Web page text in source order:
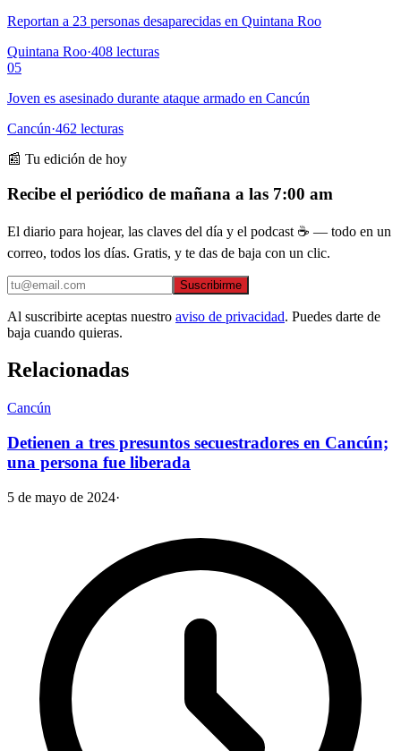
Reportan a 23 personas desaparecidas en Quintana Roo
Quintana Roo·408 lecturas
05
Joven es asesinado durante ataque armado en Cancún
Cancún·462 lecturas
📰 Tu edición de hoy
Recibe el periódico de mañana a las 7:00 am
El diario para hojear, las claves del día y el podcast ☕ — todo en un
correo, todos los días. Gratis, y te das de baja con un clic.
Suscribirme
Al suscribirte aceptas nuestro aviso de privacidad. Puedes darte de
baja cuando quieras.
Relacionadas
Cancún
Detienen a tres presuntos secuestradores en Cancún;
una persona fue liberada
5 de mayo de 2024·